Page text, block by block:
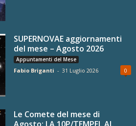
SUPERNOVAE aggiornamenti
del mese – Agosto 2026
Appuntamenti del Mese
Fabio Briganti - 31 Luglio 2026 0
Le Comete del mese di